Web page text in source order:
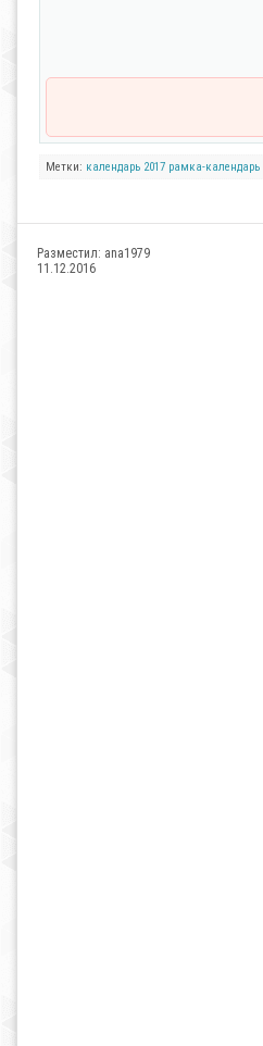
Метки: календарь 2017 рамка-календарь
Разместил: ana1979
11.12.2016